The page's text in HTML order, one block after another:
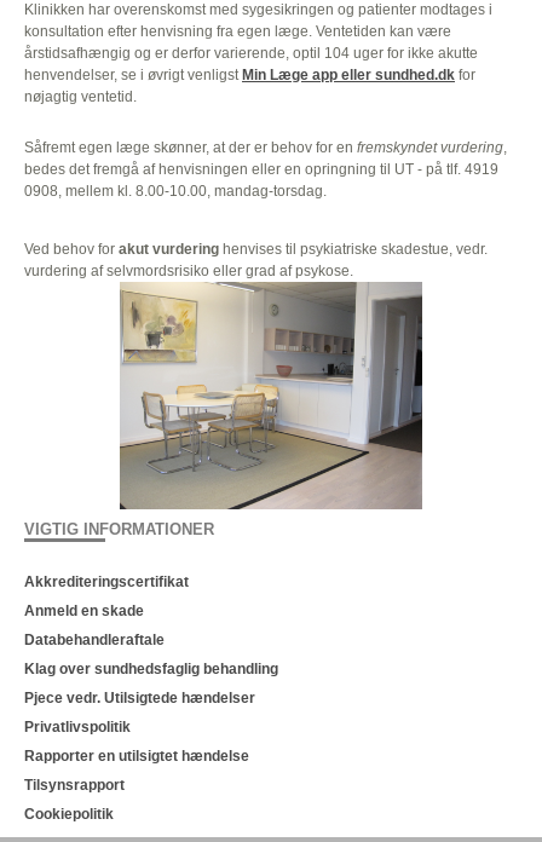
Klinikken har overenskomst med sygesikringen og patienter modtages i
konsultation efter henvisning fra egen læge. Ventetiden kan være
årstidsafhængig og er derfor varierende, optil 104 uger for ikke akutte
henvendelser, se i øvrigt venligst Min Læge app eller sundhed.dk for
nøjagtig ventetid.
Såfremt egen læge skønner, at der er behov for en fremskyndet vurdering,
bedes det fremgå af henvisningen eller en opringning til UT - på tlf. 4919
0908, mellem kl. 8.00-10.00, mandag-torsdag.
Ved behov for akut vurdering henvises til psykiatriske skadestue, vedr.
vurdering af selvmordsrisiko eller grad af psykose.
VIGTIG INFORMATIONER
Akkrediteringscertifikat
Anmeld en skade
Databehandleraftale
Klag over sundhedsfaglig behandling
Pjece vedr. Utilsigtede hændelser
Privatlivspolitik
Rapporter en utilsigtet hændelse
Tilsynsrapport
Cookiepolitik